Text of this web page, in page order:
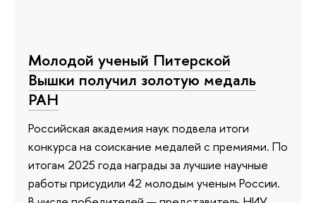
Молодой ученый Питерской
Вышки получил золотую медаль
РАН
Российская академия наук подвела итоги
конкурса на соискание медалей с премиями. По
итогам 2025 года награды за лучшие научные
работы присудили 42 молодым ученым России.